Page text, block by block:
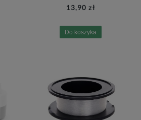
13,90 zł
Do koszyka